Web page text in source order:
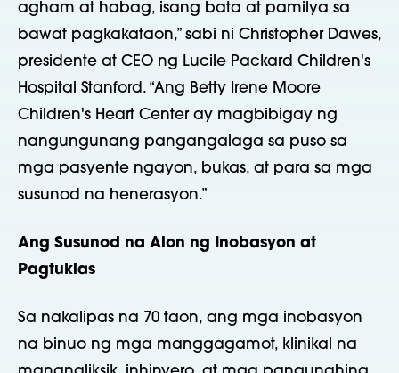
agham at habag, isang bata at pamilya sa
bawat pagkakataon,” sabi ni Christopher Dawes,
presidente at CEO ng Lucile Packard Children's
Hospital Stanford. “Ang Betty Irene Moore
Children's Heart Center ay magbibigay ng
nangungunang pangangalaga sa puso sa
mga pasyente ngayon, bukas, at para sa mga
susunod na henerasyon.”
Ang Susunod na Alon ng Inobasyon at
Pagtuklas
Sa nakalipas na 70 taon, ang mga inobasyon
na binuo ng mga manggagamot, klinikal na